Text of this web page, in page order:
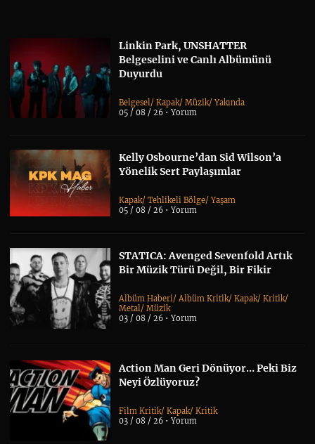
Linkin Park, UNSHATTER
Belgeselini ve Canlı Albümünü
Duyurdu
Belgesel/Kapak/Müzik/Yakında
05 / 08 / 26 •Yorum
Kelly Osbourne’dan Sid Wilson’a
Yönelik Sert Paylaşımlar
Kapak/Tehlikeli Bölge/Yaşam
05 / 08 / 26 •Yorum
STATICA: Avenged Sevenfold Artık
Bir Müzik Türü Değil, Bir Fikir
Albüm Haberi/Albüm Kritik/Kapak/Kritik/
Metal/Müzik
03 / 08 / 26 •Yorum
Action Man Geri Dönüyor… Peki Biz
Neyi Özlüyoruz?
Film Kritik/Kapak/Kritik
03 / 08 / 26 •Yorum